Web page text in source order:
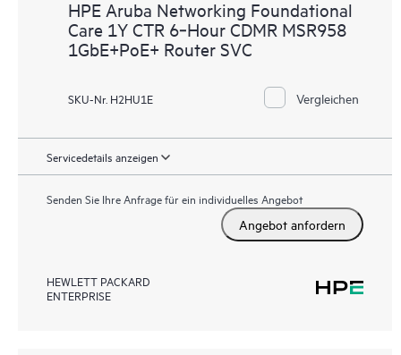
HPE Aruba Networking Foundational
Care 1Y CTR 6‑Hour CDMR MSR958
1GbE+PoE+ Router SVC
SKU-Nr. H2HU1E Vergleichen
Servicedetails anzeigen
Senden Sie Ihre Anfrage für ein individuelles Angebot
Angebot anfordern
HEWLETT PACKARD
ENTERPRISE